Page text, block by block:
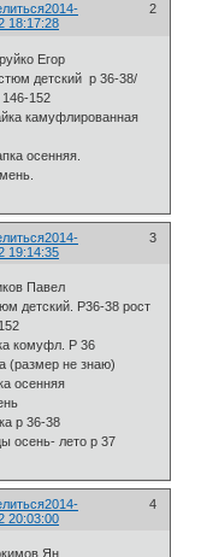
2
2014-
18:17:28
Егор
детский р 36-38/
146-152
камуфлированная
осенняя.
3
2014-
19:14:35
Павел
детский. Р36-38 рост
комуфл. Р 36
(размер не знаю)
осенняя
р 36-38
осень- лето р 37
4
2014-
20:03:00
Ян